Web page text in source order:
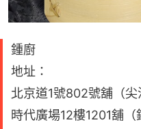
鍾廚
地址：
北京道1號802號舖（尖
時代廣場12樓1201舖（